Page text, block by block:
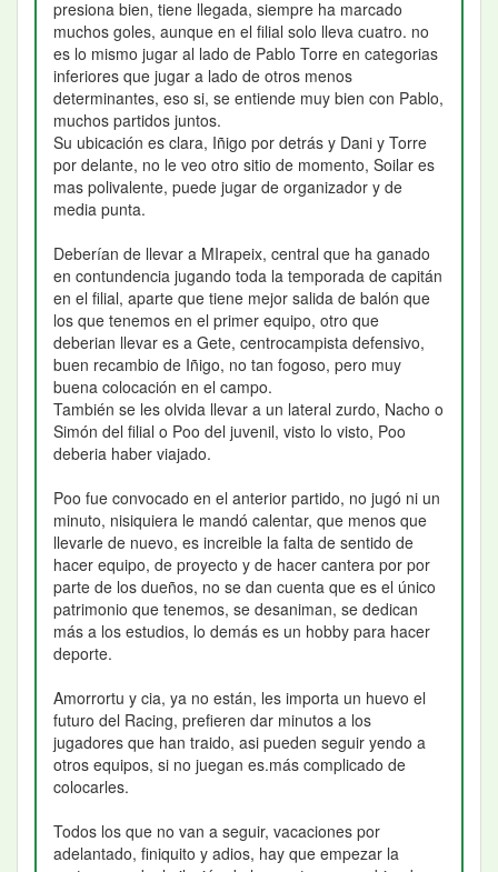
presiona bien, tiene llegada, siempre ha marcado
muchos goles, aunque en el filial solo lleva cuatro. no
es lo mismo jugar al lado de Pablo Torre en categorias
inferiores que jugar a lado de otros menos
determinantes, eso si, se entiende muy bien con Pablo,
muchos partidos juntos.
Su ubicación es clara, Iñigo por detrás y Dani y Torre
por delante, no le veo otro sitio de momento, Soilar es
mas polivalente, puede jugar de organizador y de
media punta.
Deberían de llevar a MIrapeix, central que ha ganado
en contundencia jugando toda la temporada de capitán
en el filial, aparte que tiene mejor salida de balón que
los que tenemos en el primer equipo, otro que
deberian llevar es a Gete, centrocampista defensivo,
buen recambio de Iñigo, no tan fogoso, pero muy
buena colocación en el campo.
También se les olvida llevar a un lateral zurdo, Nacho o
Simón del filial o Poo del juvenil, visto lo visto, Poo
deberia haber viajado.
Poo fue convocado en el anterior partido, no jugó ni un
minuto, nisiquiera le mandó calentar, que menos que
llevarle de nuevo, es increible la falta de sentido de
hacer equipo, de proyecto y de hacer cantera por por
parte de los dueños, no se dan cuenta que es el único
patrimonio que tenemos, se desaniman, se dedican
más a los estudios, lo demás es un hobby para hacer
deporte.
Amorrortu y cia, ya no están, les importa un huevo el
futuro del Racing, prefieren dar minutos a los
jugadores que han traido, asi pueden seguir yendo a
otros equipos, si no juegan es.más complicado de
colocarles.
Todos los que no van a seguir, vacaciones por
adelantado, finiquito y adios, hay que empezar la